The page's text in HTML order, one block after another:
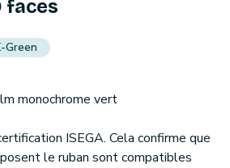
faces
Green
monochrome vert
ISEGA. Cela confirme que
le ruban sont compatibles